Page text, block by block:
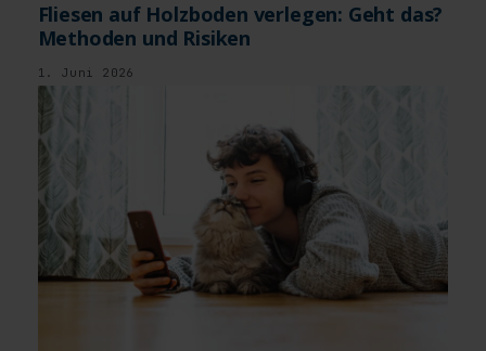
Fliesen auf Holzboden verlegen: Geht das?
Methoden und Risiken
1. Juni 2026